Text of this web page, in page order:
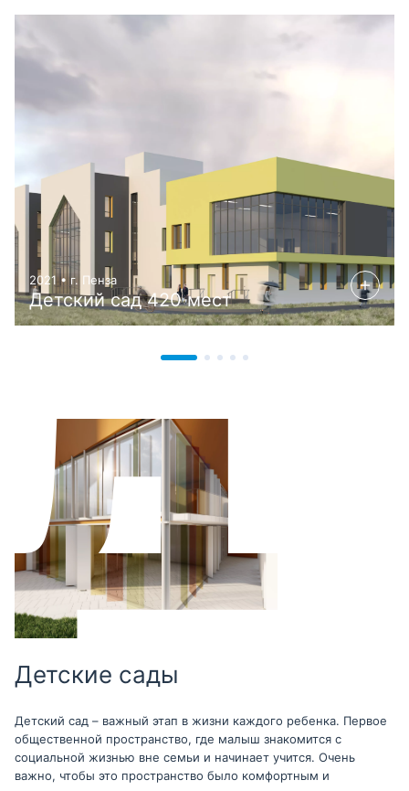
2021 • г. Пенза
Детский сад 420 мест
Детские сады
Детский сад – важный этап в жизни каждого ребенка. Первое
общественной пространство, где малыш знакомится с
социальной жизнью вне семьи и начинает учится. Очень
важно, чтобы это пространство было комфортным и